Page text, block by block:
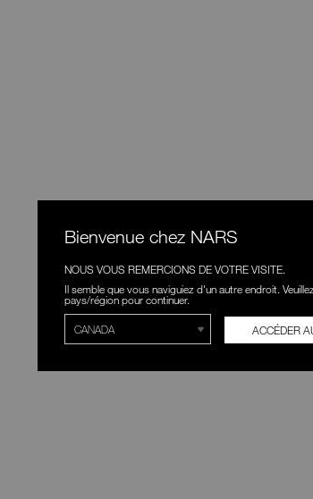
Bienvenue chez NARS
NOUS VOUS REMERCIONS DE VOTRE VISITE.
Il semble que vous naviguiez d'un autre endroit.
pays/région pour continuer.
ACCÉDER